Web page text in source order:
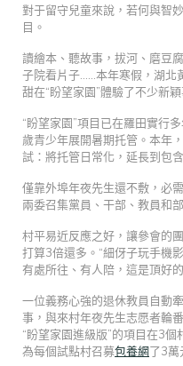
對于留守兒童來說，若何與智
目。
讀繪本、聽故事，拔河、磨豆
子院看片子……本年寒假，湖北
甜在“盼望家園”體驗了不少新穎
“盼望家園”項目已在羅田實行
歲青少年展開暑期托管。本年
試：將托管日常化，延長到包
僅靠外埠年夜先生還不敷，必
兩委召集黨員、干部、教員和
村平易近反應之好，讓參會的
打算3倍還多。“細伢子玩手機
有處所往、有人陪，這是頂好
一位義務心強的退休教員自動
事，與來村年夜先生志愿者輪
“盼望家園進級版”的項目在3
為每個試點村召募包養網了3萬